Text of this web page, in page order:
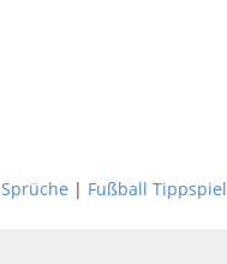
Sprüche | Fußball Tippspiel